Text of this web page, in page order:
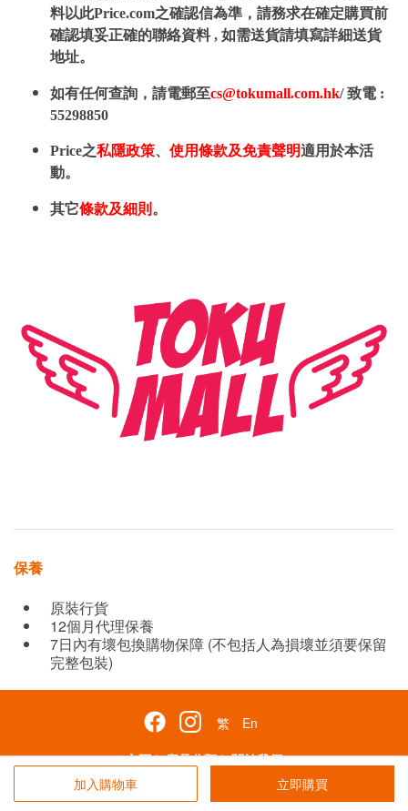
加入購物車 立即購買
料以此Price.com之確認信為準，請務求在確定購買前
確認填妥正確的聯絡資料 , 如需送貨請填寫詳細送貨
地址。
如有任何查詢，請電郵至cs@tokumall.com.hk/ 致電 :
55298850
Price之私隱政策、 使用條款及免責聲明適用於本活
動。
其它條款及細則 。
保養
原裝行貨
12個月代理保養
7日內有壞包換購物保障 (不包括人為損壞並須要保留
完整包裝)
繁
En
主頁|產品分類|關於我們
聯絡我們
條款細則